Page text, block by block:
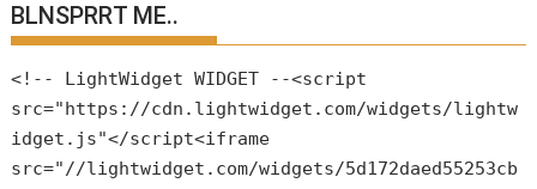
BLNSPRRT ME..
<!-- LightWidget WIDGET --<script
src="https://cdn.lightwidget.com/widgets/lightw
idget.js"</script<iframe
src="//lightwidget.com/widgets/5d172daed55253cb